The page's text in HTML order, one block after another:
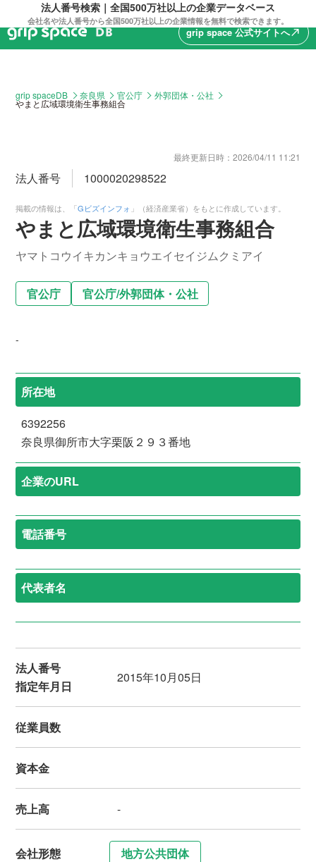
法人番号検索｜全国500万社以上の企業データベース
会社名や法人番号から全国500万社以上の企業情報を無料で検索できます。
grip space 公式サイトへnorth_east
grip spaceDB 奈良県 官公庁 外郭団体・公社
やまと広域環境衛生事務組合
最終更新日時： 2026/04/11 11:21
法人番号 1000020298522
掲載の情報は、「Gビズインフォ 」（経済産業省）をもとに作成しています。
やまと広域環境衛生事務組合
ヤマトコウイキカンキョウエイセイジムクミアイ
官公庁 官公庁/外郭団体・公社
-
所在地
6392256
奈良県御所市大字栗阪２９３番地
企業のURL
電話番号
代表者名
法人番号
指定年月日
2015年10月05日
従業員数
資本金
売上高 -
会社形態 地方公共団体